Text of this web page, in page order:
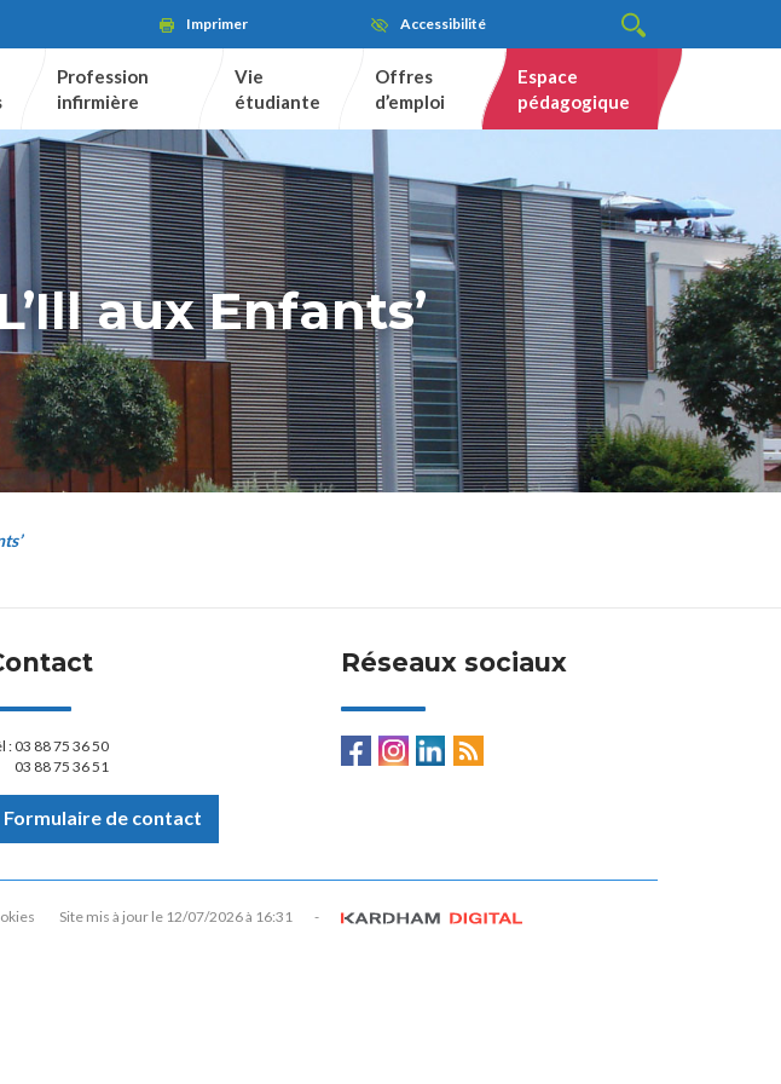
Imprimer Accessibilité
Profession
infirmière
Vie
étudiante
Offres
d’emploi
Espace
pédagogique
aux Enfants’
: 03 88 75 36 50
03 88 75 36 51
Formulaire de contact
Réseaux sociaux
Site mis à jour le 12/07/2026 à 16:31